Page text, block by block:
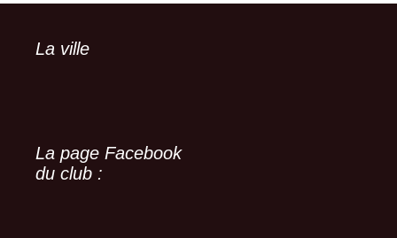
La ville
La page Facebook
du club :